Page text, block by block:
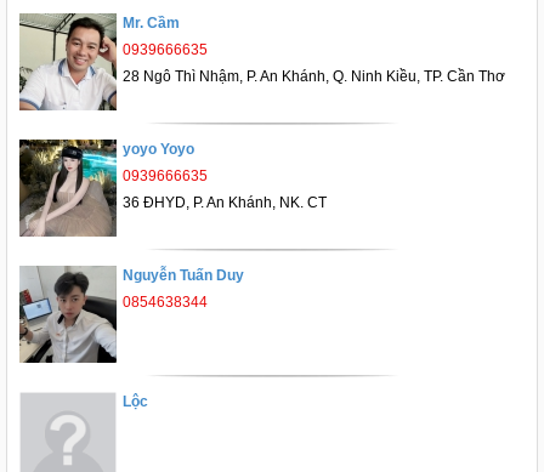
Mr. Cầm
0939666635
28 Ngô Thì Nhậm, P. An Khánh, Q. Ninh Kiều, TP. Cần Thơ
yoyo Yoyo
0939666635
36 ĐHYD, P. An Khánh, NK. CT
Nguyễn Tuấn Duy
0854638344
Lộc